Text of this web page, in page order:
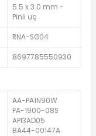
5.5 x 3.0 mm -
Pinli uç
RNA-SG04
8697785550930
AA-PA1N90W
PA-1900-08S
API3AD05
BA44-00147A